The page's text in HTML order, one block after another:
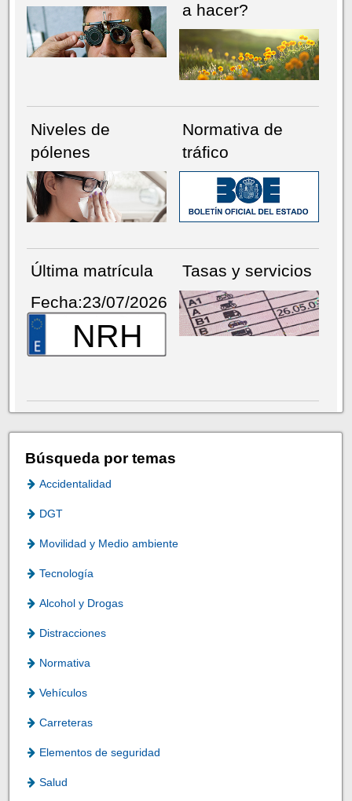
a hacer?
Niveles de
pólenes
Normativa de
tráfico
Última matrícula
Fecha:23/07/2026
NRH
Tasas y servicios
Búsqueda por temas
Accidentalidad
DGT
Movilidad y Medio ambiente
Tecnología
Alcohol y Drogas
Distracciones
Normativa
Vehículos
Carreteras
Elementos de seguridad
Salud